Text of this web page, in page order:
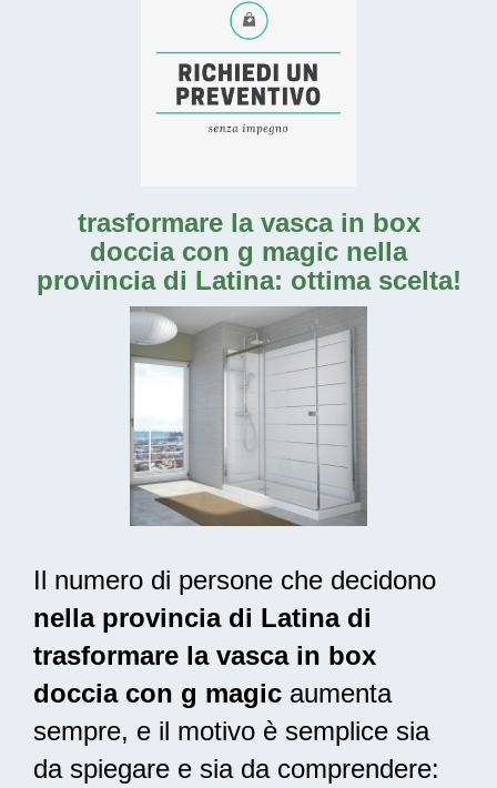
trasformare la vasca in box
doccia con g magic nella
provincia di Latina: ottima scelta!
Il numero di persone che decidono
nella provincia di Latina di
trasformare la vasca in box
doccia con g magic aumenta
sempre, e il motivo è semplice sia
da spiegare e sia da comprendere: